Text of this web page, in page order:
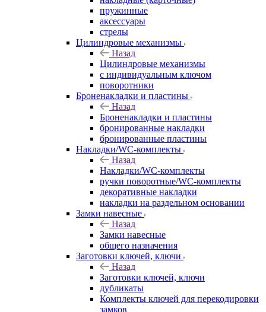
пружинные
аксессуары
стрелы
Цилиндровые механизмы
Назад
Цилиндровые механизмы
с индивидуальным ключом
поворотники
Броненакладки и пластины
Назад
Броненакладки и пластины
бронированные накладки
бронированные пластины
Накладки/WC-комплекты
Назад
Накладки/WC-комплекты
ручки поворотные/WC-комплекты
декоративные накладки
накладки на раздельном основании
Замки навесные
Назад
Замки навесные
общего назначения
Заготовки ключей, ключи
Назад
Заготовки ключей, ключи
дубликаты
Комплекты ключей для перекодировки
замков